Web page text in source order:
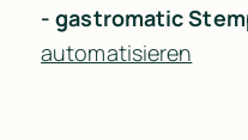
- gastromatic
automatisieren